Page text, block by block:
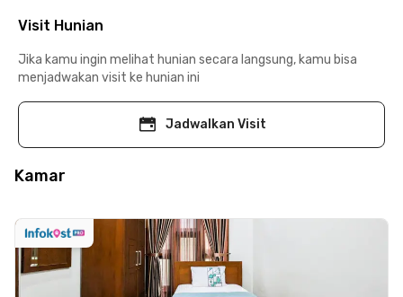
Visit Hunian
Jika kamu ingin melihat hunian secara langsung, kamu bisa
menjadwakan visit ke hunian ini
Jadwalkan Visit
Kamar